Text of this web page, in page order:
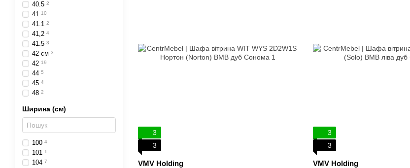
3
3
VMV Holding
3
3
VMV Holding
40.5 2
41 10
41.1 2
41,2 4
41.5 3
42 см 3
42 19
44 5
45 4
48 2
Ширина (см)
100 4
101 1
104 7